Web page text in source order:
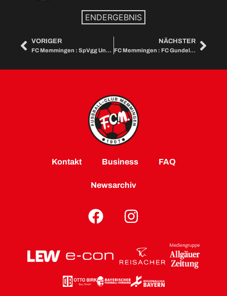
ENDERGEBNIS
VORIGER
FC Memmingen : SpVgg Unterhaching II
NÄCHSTER
FC Memmingen : FC Gundelfingen
Kontakt Business FAQ
Newsarchiv